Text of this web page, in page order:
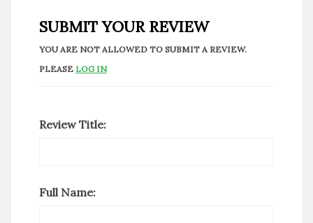
SUBMIT YOUR REVIEW
YOU ARE NOT ALLOWED TO SUBMIT A REVIEW.
PLEASE LOG IN
Review Title:
Full Name: